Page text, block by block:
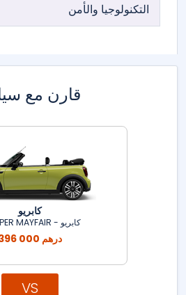
التكنولوجيا والأمن
قارن مع
كابريو
كابريو - COOPER MAYFAIR
396 000 درهم
VS